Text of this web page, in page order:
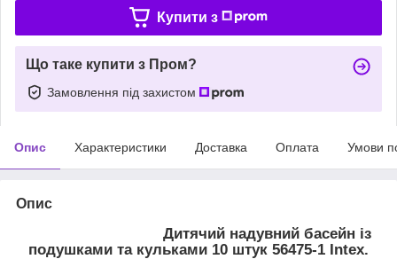
Купити з
Що таке купити з Пром?
Замовлення під захистом
Опис Характеристики Доставка Оплата Умови
Опис
Дитячий надувний басейн із
подушками та кульками 10 штук 56475-1 Intex.